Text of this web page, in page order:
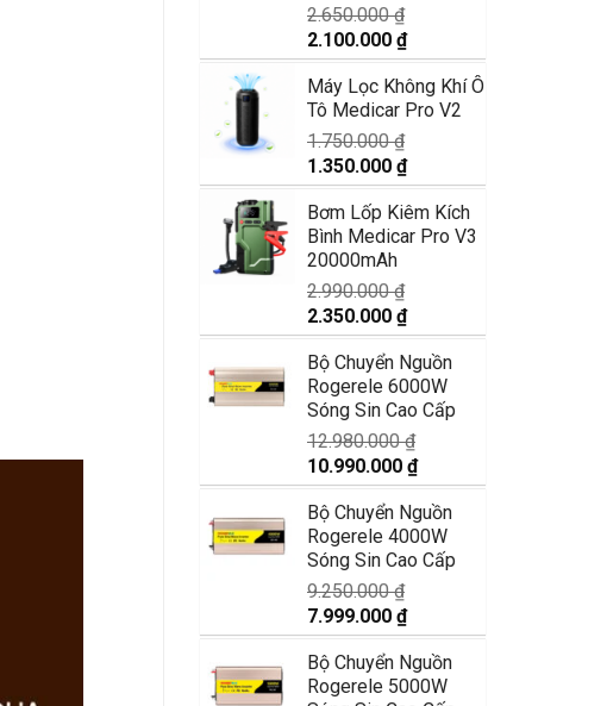
2.650.000₫
Giá
gốc
là:
2.650.000 ₫.
2.100.000 ₫Giá
hiện
tại
là:
Máy Lọc Không Khí Ô
Tô Medicar Pro V2
1.750.000₫
Giá
gốc
là:
1.750.000 ₫.
1.350.000 ₫Giá
hiện
tại
là:
Bơm Lốp Kiêm Kích
Bình Medicar Pro V3
20000mAh
2.990.000₫
Giá
gốc
là:
2.990.000 ₫.
2.350.000 ₫Giá
hiện
tại
là:
2.350.000 ₫.
Bộ Chuyển Nguồn
Rogerele 6000W
Sóng Sin Cao Cấp
12.980.000₫
Giá
gốc
là:
12.980.000 ₫.
10.990.000 ₫Giá
hiện
tại
là:
10.990.000 ₫.
Bộ Chuyển Nguồn
Rogerele 4000W
Sóng Sin Cao Cấp
9.250.000₫
Giá
gốc
là:
9.250.000 ₫.
7.999.000 ₫Giá
hiện
tại
là:
Bộ Chuyển Nguồn
Rogerele 5000W